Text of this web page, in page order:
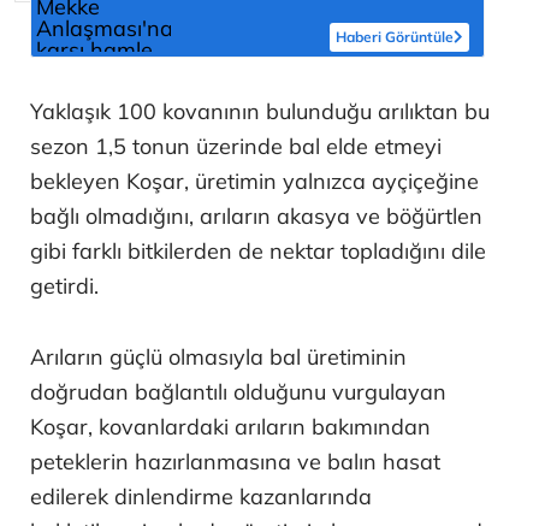
Haberi Görüntüle
Yaklaşık 100 kovanının bulunduğu arılıktan bu
sezon 1,5 tonun üzerinde bal elde etmeyi
bekleyen Koşar, üretimin yalnızca ayçiçeğine
bağlı olmadığını, arıların akasya ve böğürtlen
gibi farklı bitkilerden de nektar topladığını dile
getirdi.
Arıların güçlü olmasıyla bal üretiminin
doğrudan bağlantılı olduğunu vurgulayan
Koşar, kovanlardaki arıların bakımından
peteklerin hazırlanmasına ve balın hasat
edilerek dinlendirme kazanlarında